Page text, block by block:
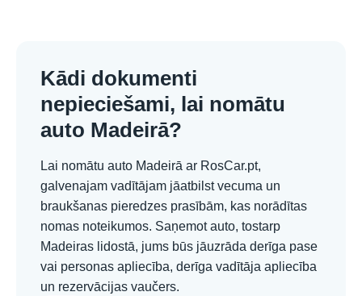
Kādi dokumenti
nepieciešami, lai nomātu
auto Madeirā?
Lai nomātu auto Madeirā ar RosCar.pt,
galvenajam vadītājam jāatbilst vecuma un
braukšanas pieredzes prasībām, kas norādītas
nomas noteikumos. Saņemot auto, tostarp
Madeiras lidostā, jums būs jāuzrāda derīga pase
vai personas apliecība, derīga vadītāja apliecība
un rezervācijas vaučers.